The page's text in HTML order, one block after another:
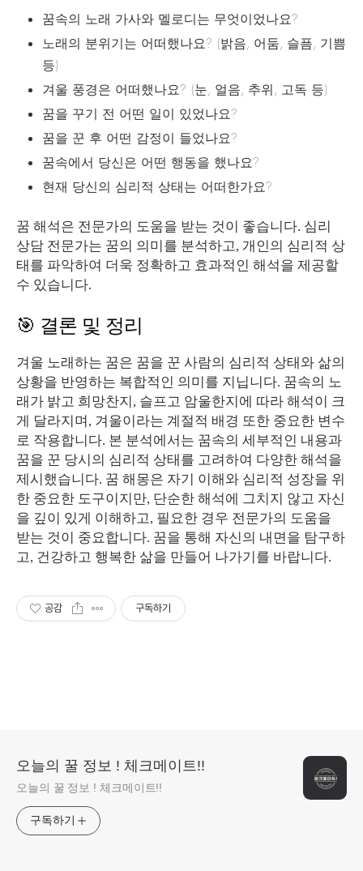
꿈속의 노래 가사와 멜로디는 무엇이었나요?
노래의 분위기는 어떠했나요? (밝음, 어둠, 슬픔, 기쁨
등)
겨울 풍경은 어떠했나요? (눈, 얼음, 추위, 고독 등)
꿈을 꾸기 전 어떤 일이 있었나요?
꿈을 꾼 후 어떤 감정이 들었나요?
꿈속에서 당신은 어떤 행동을 했나요?
현재 당신의 심리적 상태는 어떠한가요?
꿈 해석은 전문가의 도움을 받는 것이 좋습니다. 심리
상담 전문가는 꿈의 의미를 분석하고, 개인의 심리적 상
태를 파악하여 더욱 정확하고 효과적인 해석을 제공할
수 있습니다.
🎯 결론 및 정리
겨울 노래하는 꿈은 꿈을 꾼 사람의 심리적 상태와 삶의
상황을 반영하는 복합적인 의미를 지닙니다. 꿈속의 노
래가 밝고 희망찬지, 슬프고 암울한지에 따라 해석이 크
게 달라지며, 겨울이라는 계절적 배경 또한 중요한 변수
로 작용합니다. 본 분석에서는 꿈속의 세부적인 내용과
꿈을 꾼 당시의 심리적 상태를 고려하여 다양한 해석을
제시했습니다. 꿈 해몽은 자기 이해와 심리적 성장을 위
한 중요한 도구이지만, 단순한 해석에 그치지 않고 자신
을 깊이 있게 이해하고, 필요한 경우 전문가의 도움을
받는 것이 중요합니다. 꿈을 통해 자신의 내면을 탐구하
고, 건강하고 행복한 삶을 만들어 나가기를 바랍니다.
공감 구독하기
오늘의 꿀 정보 ! 체크메이트!!
오늘의 꿀 정보 ! 체크메이트!!
구독하기